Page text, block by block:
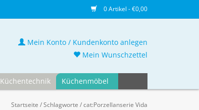
0 Artikel - €0,00
Küchentechnik Küchenmöbel
Mein Konto / Kundenkonto anlegen
Mein Wunschzettel
Startseite /Schlagworte /cat:Porzellanserie Vida